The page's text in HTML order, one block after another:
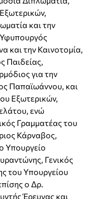
και την
και την Καινοτομία,
Παιδείας,
για την
Παπαϊωάννου, και
Εξωτερικών,
ενώ
Γραμματέας του
Κάρναβος,
Υπουργείο
Γενικός
του Υπουργείου
ο Δρ.
Έρευνας και